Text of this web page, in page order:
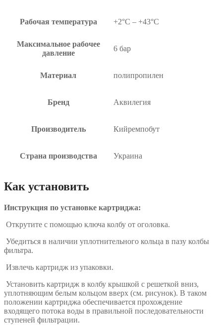
Рабочая температура +2°C – +43°C
Максимальное рабочее
давление
6 бар
Материал полипропилен
Бренд Аквилегия
Производитель Кийремпобут
Страна производства Украина
Как установить
Инструкция по установке картриджа:
Открутите с помощью ключа колбу от оголовка.
Убедиться в наличии уплотнительного кольца в пазу колбы
фильтра.
Извлечь картридж из упаковки.
Установить картридж в колбу крышкой с решеткой вниз,
уплотняющим белым кольцом вверх (см. рисунок). В таком
положении картриджа обеспечивается прохождение
входящего потока воды в правильной последовательности
ступеней фильтрации.